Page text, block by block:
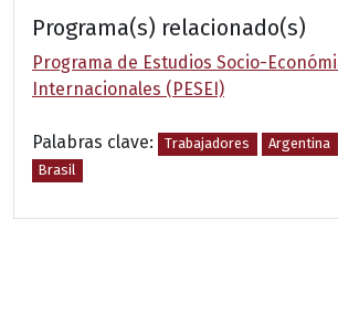
Programa(s) relacionado(s)
Programa de Estudios Socio-
Internacionales (PESEI)
Palabras clave: Trabajadores
Argentina
Brasil